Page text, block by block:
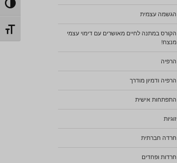
מתג
הגשמה עצמית
הקורס במתנה לחיים מאושרים עם דימוי עצמי
מנצח!
הרפיה
הרפיה ודמיון מודרך
התפתחות אישית
זוגיות
חרדה חברתית
חרדות ופחדים